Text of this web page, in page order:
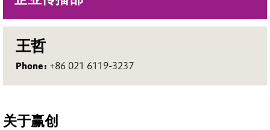
王哲
Phone: +86 021 6119-3237
关于赢创